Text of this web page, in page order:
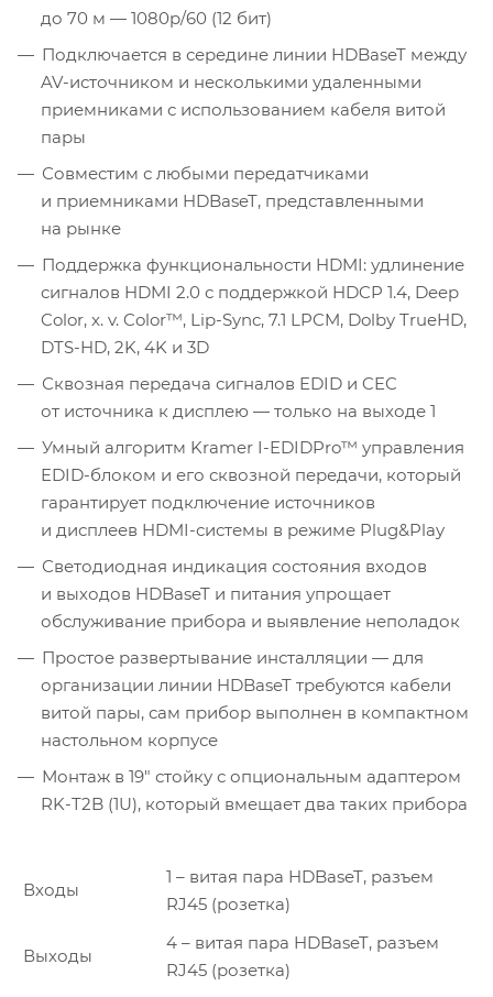
до 70 м — 1080p/60 (12 бит)
Подключается в середине линии HDBaseT между
AV-источником и несколькими удаленными
приемниками с использованием кабеля витой
пары
Совместим с любыми передатчиками
и приемниками HDBaseT, представленными
на рынке
Поддержка функциональности HDMI: удлинение
сигналов HDMI 2.0 с поддержкой HDCP 1.4, Deep
Color, x. v. Color™, Lip-Sync, 7.1 LPCM, Dolby TrueHD,
DTS-HD, 2K, 4K и 3D
Сквозная передача сигналов EDID и CEC
от источника к дисплею — только на выходе 1
Умный алгоритм Kramer I-EDIDPro™ управления
EDID-блоком и его сквозной передачи, который
гарантирует подключение источников
и дисплеев HDMI-системы в режиме Plug&Play
Светодиодная индикация состояния входов
и выходов HDBaseT и питания упрощает
обслуживание прибора и выявление неполадок
Простое развертывание инсталляции — для
организации линии HDBaseT требуются кабели
витой пары, сам прибор выполнен в компактном
настольном корпусе
Монтаж в 19″ стойку с опциональным адаптером
RK-T2B (1U), который вмещает два таких прибора
Входы
1 – витая пара HDBaseT, разъем
RJ45 (розетка)
Выходы
4 – витая пара HDBaseT, разъем
RJ45 (розетка)